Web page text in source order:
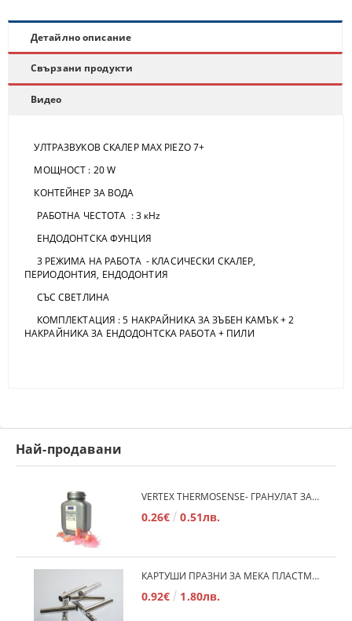
Детайлно описание
Свързани продукти
Видео
УЛТРАЗВУКОВ СКАЛЕР MAX PIEZO 7+
МОЩНОСТ : 20 W
КОНТЕЙНЕР ЗА ВОДА
РАБОТНА ЧЕСТОТА : 3 кНz
ЕНДОДОНТСКА ФУНЦИЯ
3 РЕЖИМА НА РАБОТА - КЛАСИЧЕСКИ СКАЛЕР,
ПЕРИОДОНТИЯ, ЕНДОДОНТИЯ
СЪС СВЕТЛИНА
КОМПЛЕКТАЦИЯ : 5 НАКРАЙНИКА ЗА ЗЪБЕН КАМЪК + 2
НАКРАЙНИКА ЗА ЕНДОДОНТСКА РАБОТА + ПИЛИ
Най-продавани
VERTEX THERMOSENSE- ГРАНУЛАТ ЗА МЕКИ ПРОТЕЗИ
0.26€ 0.51лв.
КАРТУШИ ПРАЗНИ ЗА МЕКА ПЛАСТМАСА
0.92€ 1.80лв.